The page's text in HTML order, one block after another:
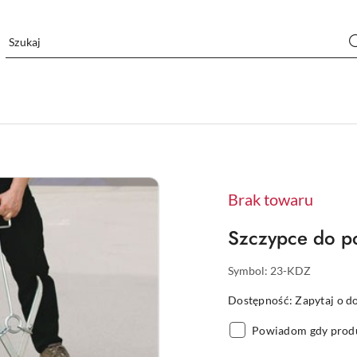
Brak towaru
Szczypce do
Symbol: 23-KDZ
Dostępność:Zapytaj o
Powiadom gdy